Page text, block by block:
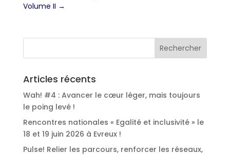
Volume II →
Articles récents
Wah! #4 : Avancer le cœur léger, mais toujours
le poing levé !
Rencontres nationales « Egalité et inclusivité » le
18 et 19 juin 2026 à Evreux !
Pulse! Relier les parcours, renforcer les réseaux,